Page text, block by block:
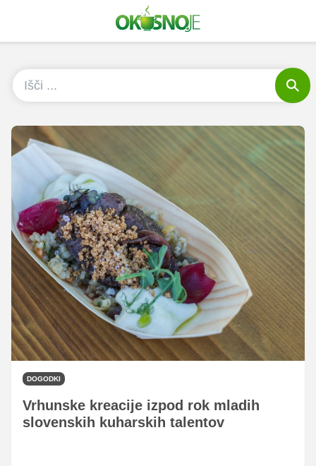
DOGODKI
Vrhunske kreacije izpod rok mladih
slovenskih kuharskih talentov